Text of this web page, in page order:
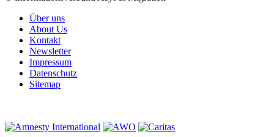
Über uns
About Us
Kontakt
Newsletter
Impressum
Datenschutz
Sitemap